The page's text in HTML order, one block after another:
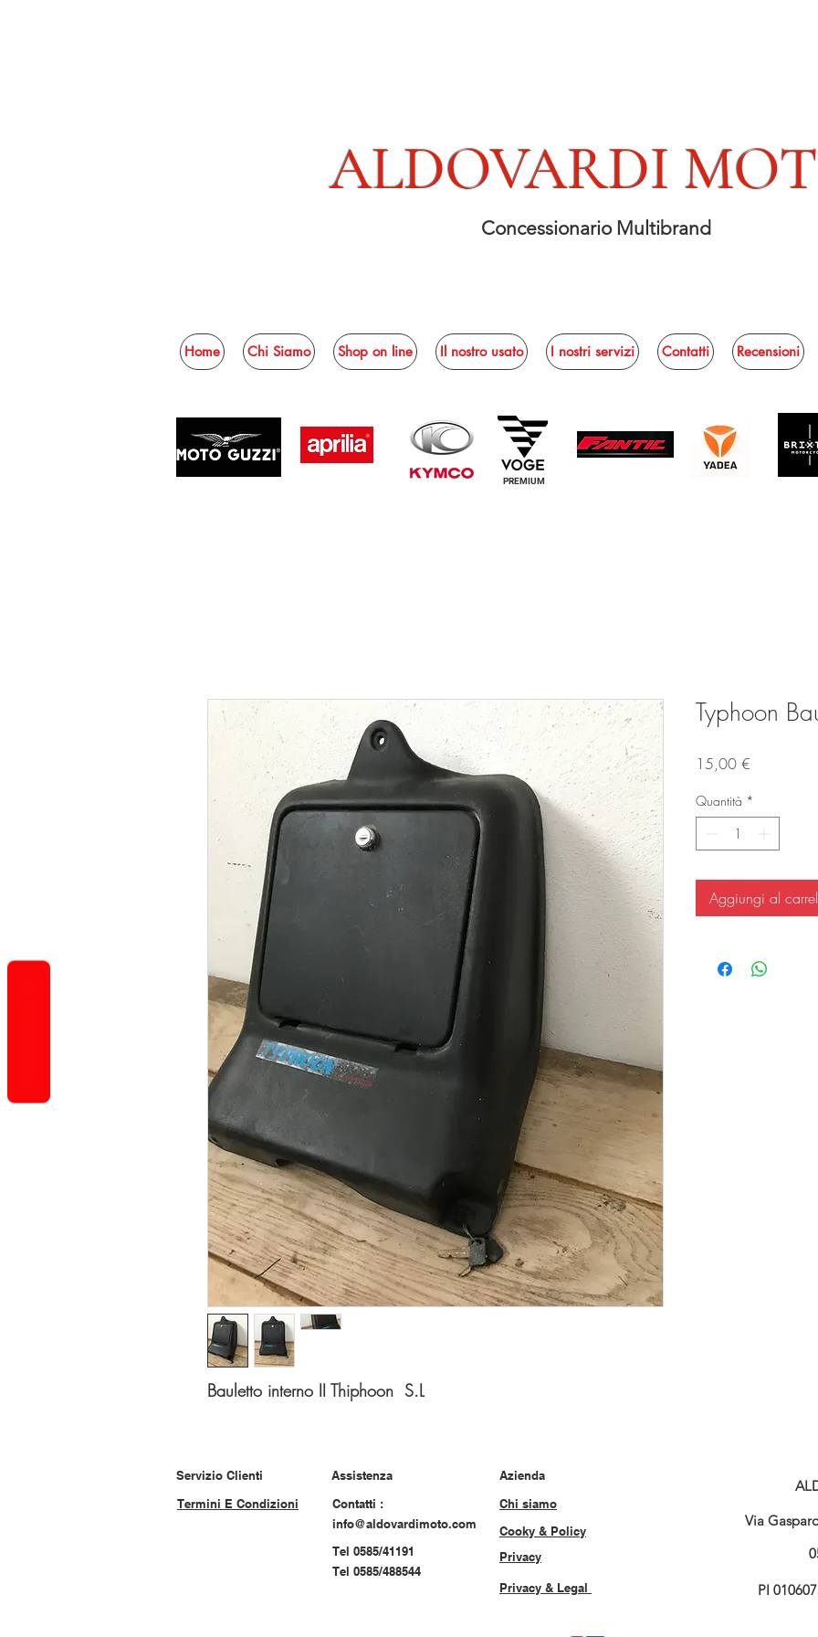
ALDOVARDI
Concessionario Multibrand
Home Chi Siamo Shop on line Il nostro usato I nostri servizi Contatti Recensioni
PREMIUM
Bauletto interno II Thiphoon S.L
Typhoon
15,00 €
Quantità *
Aggiungi al
Servizio Clienti
Termini E Condizioni
Assistenza
Contatti :
info@aldovardimoto.com
Tel 0585/41191
Tel 0585/488544
Azienda
Chi siamo
Cooky & Policy
Privacy
Privacy & Legal
Via
PI